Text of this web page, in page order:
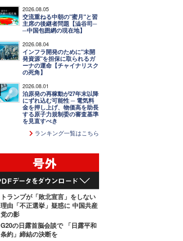
2026.08.05
交流重ねる中朝の"蜜月"と習
主席の後継者問題【澁谷司─
─中国包囲網の現在地】
2026.08.04
インフラ開発のために"未開
発資源"を担保に取られるガ
ーナの運命【チャイナリスク
の死角】
2026.08.01
泊原発の再稼動が27年末以降
にずれ込む可能性 ─ 電気料
金を押し上げ、物価高を助長
する原子力規制委の審査基準
を見直すべき
ランキング一覧はこちら
トランプが「敗北宣言」をしない
理由「不正選挙」疑惑に 中国共産
党の影
G20の日露首脳会談で 「日露平和
条約」締結の決断を